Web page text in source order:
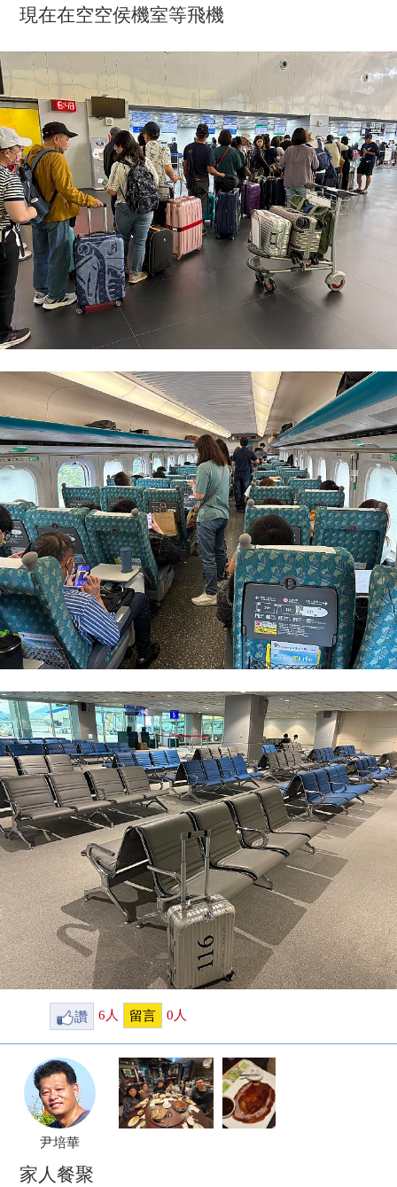
現在在空空侯機室等飛機
讚 6 人 留言 0 人
尹培華
家人餐聚